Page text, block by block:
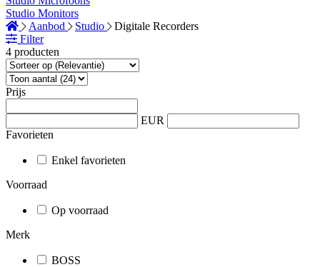
Studio Monitors
Aanbod
Studio
Digitale Recorders
Filter
4 producten
Prijs
EUR
Favorieten
Enkel favorieten
Voorraad
Op voorraad
Merk
BOSS